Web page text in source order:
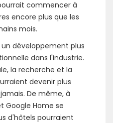
commencer à
encore plus que les
mois.
développement plus
dans l'industrie.
la recherche et la
devenir plus
De même, à
Google Home se
d'hôtels pourraient